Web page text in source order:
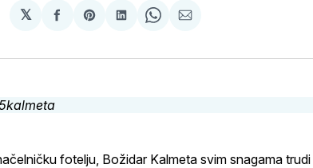
𝕏
podijeli
Facebook
Sharepodijeli
LinkedIn
Sharepodijeli
maila
fotelju, Božidar Kalmeta svim snagama